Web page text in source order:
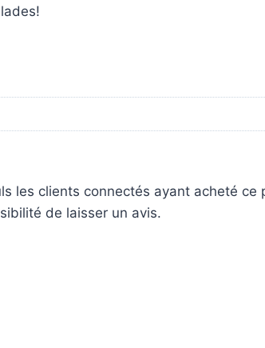
les clients connectés ayant acheté ce
de laisser un avis.